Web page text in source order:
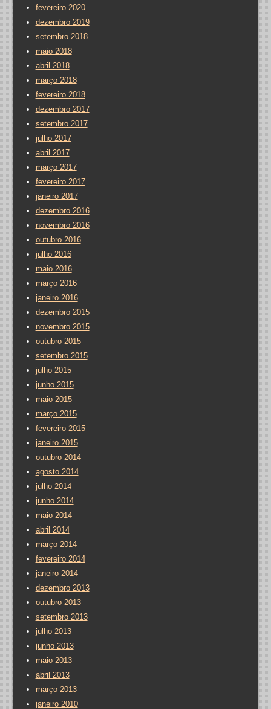
fevereiro 2020
dezembro 2019
setembro 2018
maio 2018
abril 2018
março 2018
fevereiro 2018
dezembro 2017
setembro 2017
julho 2017
abril 2017
março 2017
fevereiro 2017
janeiro 2017
dezembro 2016
novembro 2016
outubro 2016
julho 2016
maio 2016
março 2016
janeiro 2016
dezembro 2015
novembro 2015
outubro 2015
setembro 2015
julho 2015
junho 2015
maio 2015
março 2015
fevereiro 2015
janeiro 2015
outubro 2014
agosto 2014
julho 2014
junho 2014
maio 2014
abril 2014
março 2014
fevereiro 2014
janeiro 2014
dezembro 2013
outubro 2013
setembro 2013
julho 2013
junho 2013
maio 2013
abril 2013
março 2013
janeiro 2010